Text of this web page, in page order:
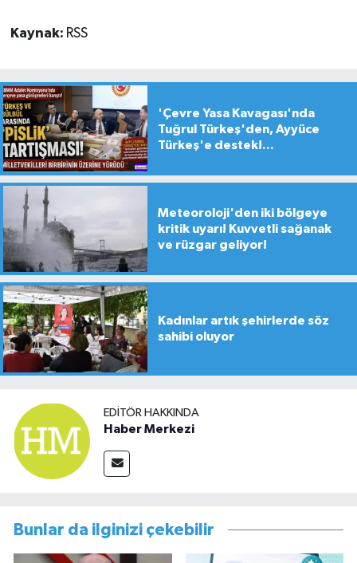
Kaynak: RSS
'Çevre Yasa Kavagası'nda
Tuğrul Türkeş'den, Ayyüce
Türkeş'e destek!...
Meteoroloji'den iki bölgeye
kritik uyarı! Kuvvetli sağanak
ve rüzgar geliyor!
Kadınlar artık şehirlerde söz
sahibi oluyor
EDITÖR HAKKINDA
Haber Merkezi
Bunlar da ilginizi çekebilir